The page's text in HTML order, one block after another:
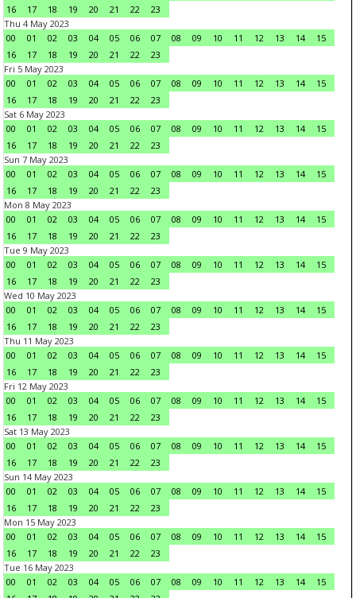
16
17 18 19 20 21 22
23
Thu 4 May 2023
00
01 02 03 04 05 06 07 08 09 10 11 12 13 14
15
16
17 18 19 20 21 22
23
Fri 5 May 2023
00
01 02 03 04 05 06 07 08 09 10 11 12 13 14
15
16
17 18 19 20 21 22
23
Sat 6 May 2023
00
01 02 03 04 05 06 07 08 09 10 11 12 13 14
15
16
17 18 19 20 21 22
23
Sun 7 May 2023
00
01 02 03 04 05 06 07 08 09 10 11 12 13 14
15
16
17 18 19 20 21 22
23
Mon 8 May 2023
00
01 02 03 04 05 06 07 08 09 10 11 12 13 14
15
16
17 18 19 20 21 22
23
Tue 9 May 2023
00
01 02 03 04 05 06 07 08 09 10 11 12 13 14
15
16
17 18 19 20 21 22
23
Wed 10 May 2023
00
01 02 03 04 05 06 07 08 09 10 11 12 13 14
15
16
17 18 19 20 21 22
23
Thu 11 May 2023
00
01 02 03 04 05 06 07 08 09 10 11 12 13 14
15
16
17 18 19 20 21 22
23
Fri 12 May 2023
00
01 02 03 04 05 06 07 08 09 10 11 12 13 14
15
16
17 18 19 20 21 22
23
Sat 13 May 2023
00
01 02 03 04 05 06 07 08 09 10 11 12 13 14
15
16
17 18 19 20 21 22
23
Sun 14 May 2023
00
01 02 03 04 05 06 07 08 09 10 11 12 13 14
15
16
17 18 19 20 21 22
23
Mon 15 May 2023
00
01 02 03 04 05 06 07 08 09 10 11 12 13 14
15
16
17 18 19 20 21 22
23
Tue 16 May 2023
00
01 02 03 04 05 06 07 08 09 10 11 12 13 14
15